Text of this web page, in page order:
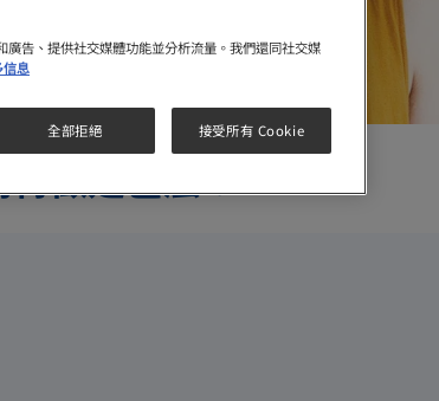
徵是甚麼？
告、提供社交媒體功能並分析流量。我們還同社交媒
信息
全部拒絕 接受所有 Cookie